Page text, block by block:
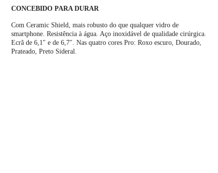
CONCEBIDO PARA DURAR
Com Ceramic Shield, mais robusto do que qualquer vidro de
smartphone. Resistência à água. Aço inoxidável de qualidade cirúrgica.
Ecrã de 6,1″ e de 6,7″. Nas quatro cores Pro: Roxo escuro, Dourado,
Prateado, Preto Sideral.